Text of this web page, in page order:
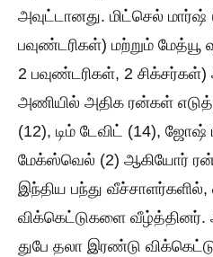
அவுட்டானது. மிட்செல் மார்ஷ்
பவுண்டரிகள்) மற்றும் மேத்யூ
2 பவுண்டரிகள், 2
அணியில் அதிக ரன்கள்
(12), டிம் டேவிட் (14), ஜோஷ்
மேக்ஸ்வெல் (2) ஆகியோர் ரன்
இந்திய பந்து வீச்சாளர்களில்,
விக்கெட்டுகளை வீழ்த்தினர்.
துபே தலா இரண்டு